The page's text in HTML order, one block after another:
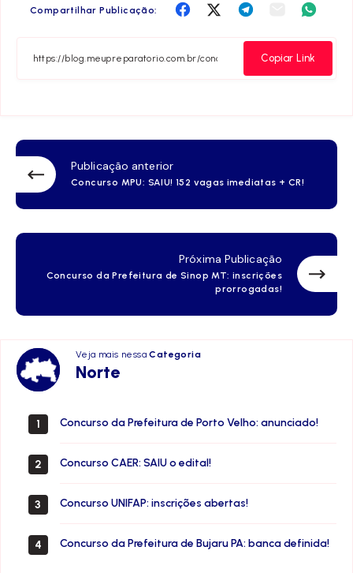
Compartilhar Publicação:
Compartilha
Facebook
CompartilhaCompartilha
Telegram
Compartilha
Email
Copiar Link
Publicação anterior
Concurso MPU: SAIU! 152 vagas imediatas + CR!
Próxima Publicação
Concurso da Prefeitura de Sinop MT: inscrições
prorrogadas!
Veja mais nessaCategoria
Norte
Norte
1 Concurso da Prefeitura de Porto Velho: anunciado!
2 Concurso CAER: SAIU o edital!
3 Concurso UNIFAP: inscrições abertas!
4 Concurso da Prefeitura de Bujaru PA: banca definida!